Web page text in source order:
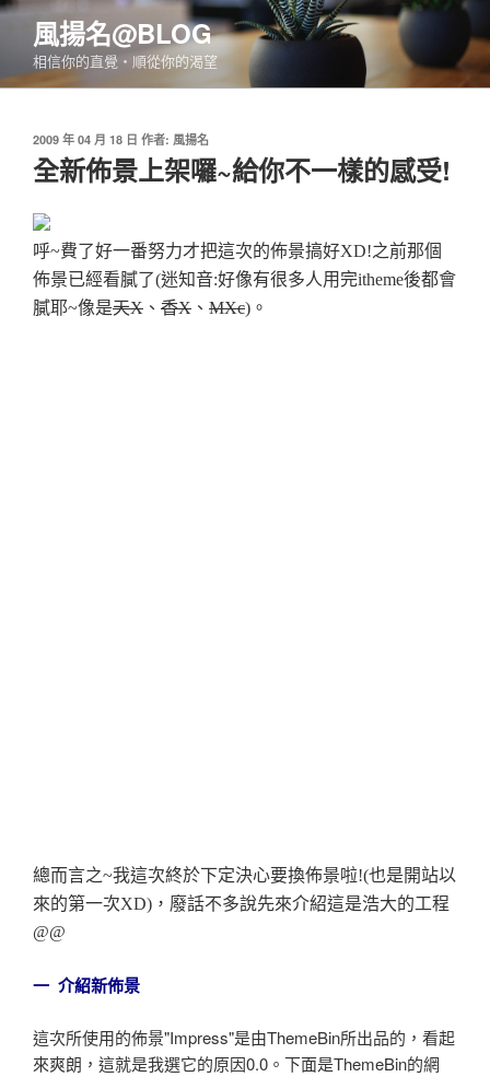
跳
要
風揚名@BLOG
相信你的直覺‧順從你的渴望
發
佈
於
2009 年 04 月 18 日 作者: 風揚名
全新佈景上架囉~給你不一樣的感受!
呼~費了好一番努力才把這次的佈景搞好XD!之前那個
佈景已經看膩了(迷知音:好像有很多人用完itheme後都會
膩耶~像是天X 、 香X 、 MXc)。
總而言之~我這次終於下定決心要換佈景啦!(也是開站以
來的第一次XD)，廢話不多說先來介紹這是浩大的工程
@@
一 介紹新佈景
這次所使用的佈景"Impress"是由ThemeBin所出品的，看起
來爽朗，這就是我選它的原因0.0。下面是ThemeBin的網